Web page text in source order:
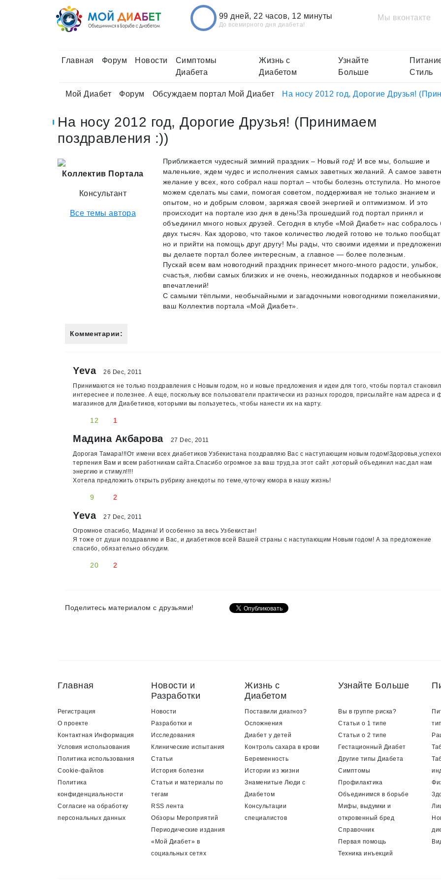
99 дней, 22 часов, 12 минуты
До всемирного дня диабета!
Мы вконтакте
Главная Форум Новости
Симптомы
Диабета
Жизнь с
Диабетом
Узнайте
Больше
Стиль
Мой Диабет Форум Обсуждаем портал Мой Диабет На носу 2012 год, Дорогие Друзья!
На носу 2012 год, Дорогие Друзья! (Принимаем
поздравления :))
Коллектив Портала
Консультант
Все темы автора
​Приближается чудесный зимний праздник – Новый год! И все мы, большие и
маленькие, ждем чудес и исполнения самых заветных желаний. А самое
желание у всех, кого собрал наш портал – чтобы болезнь отступила. Но многое
можем сделать мы сами, помогая советом, поддерживая не только знанием и
опытом, но и добрым словом, заряжая своей энергией и оптимизмом. И это
происходит на портале изо дня в день!За прошедший год портал принял и
объединил много новых друзей. Сегодня в клубе «Мой Диабет» нас собралось
двух тысяч. Как здорово, что такое количество людей готово не только
но и прийти на помощь друг другу! Мы рады, что своими идеями и
вы делаете портал более интересным, а главное — более полезным.
Пускай всем вам новогодний праздник принесет много-много радости, улыбок,
счастья, любви самых близких и не очень, неожиданных подарков и
впечатлений!
С самыми тёплыми, необычайными и загадочными новогодними пожеланиями,
ваш Коллектив портала «Мой Диабет».
Комментарии:
Yeva
26 Dec, 2011
Принимаются не только поздравления с Новым годом, но и новые предложения и идеи для того, чтобы портал
интереснее и полезнее. А еще, поскольку все пользователи практически из разных городов, присылайте нам адреса и
магазинов для Диабетиков, которыми вы пользуетесь, чтобы нанести их на карту.
12 1
Мадина Акбарова
27 Dec, 2011
Дорогая Тамара!!!От имени всех диабетиков Узбекистана поздравляю Вас с наступающим новым
терпения Вам и всем работникам сайта.Спасибо огромное за ваш труд,за этот сайт ,который объединил нас,дал нам
энергию и стимул!!!!
Хотела предложить открыть рубрику анекдоты по теме,чуточку юмора в нашу жизнь!
9 2
Yeva
27 Dec, 2011
Огромное спасибо, Мадина! И особенно за весь Узбекистан!
Я тоже от души поздравляю и Вас, и диабетиков всей Вашей страны с наступающим Новым годом! А за предложение
спасибо, обязательно обсудим.
20 2
Поделитесь материалом с друзьями!
Главная
Регистрация
О проекте
Контактная Информация
Условия использования
Политика использования
Cookie-файлов
Политика
конфиденциальности
Согласие на обработку
персональных данных
Новости и
Разработки
Новости
Разработки и
Исследования
Клинические испытания
Статьи
История болезни
Статьи и материалы по
тегам
RSS лента
Обзоры Мероприятий
Периодические издания
«Мой Диабет» в
социальных сетях
Жизнь с
Диабетом
Поставили диагноз?
Осложнения
Диабет у детей
Контроль сахара в крови
Беременность
Истории из жизни
Знаменитые Люди с
Диабетом
Консультации
специалистов
Узнайте Больше
Вы в группе риска?
Статьи о 1 типе
Статьи о 2 типе
Гестационный Диабет
Другие типы Диабета
Симптомы
Профилактика
Объединимся в борьбе
Мифы, выдумки и
откровенный бред
Справочник
Первая помощь
Техника инъекций